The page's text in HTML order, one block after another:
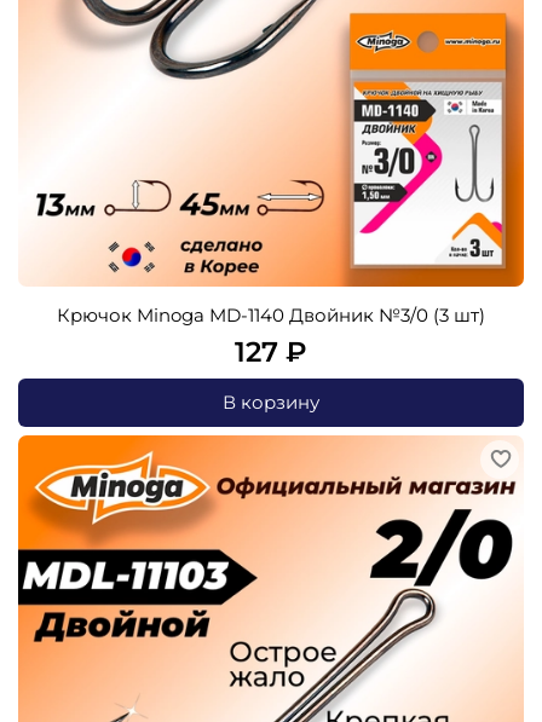
Крючок Minoga MD-1140 Двойник №3/0 (3 шт)
127 ₽
В корзину